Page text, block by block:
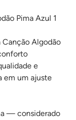
Pima Azul 1
Canção Algodão
e
em um ajuste
— considerado